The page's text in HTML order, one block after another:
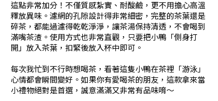
這點非常加分！不僅質感紮實、耐酸鹼，更不用擔心高溫
釋放異味。濾網的孔隙設計得非常細密，完整的茶葉還是
碎茶，都能過濾得乾乾淨淨，讓茶湯保持清透，不會喝到
滿嘴茶渣。使用方式也非常直觀，只要把小鴨「側身打
開」放入茶葉，扣緊後放入杯中即可。
每次我忙到不行時想喝茶，看著這隻小鴨在茶裡「游泳」
心情都會瞬間變好。如果你有愛喝茶的朋友，這款拿來當
小禮物絕對是首選，誠意滿滿又非常有品味唷～